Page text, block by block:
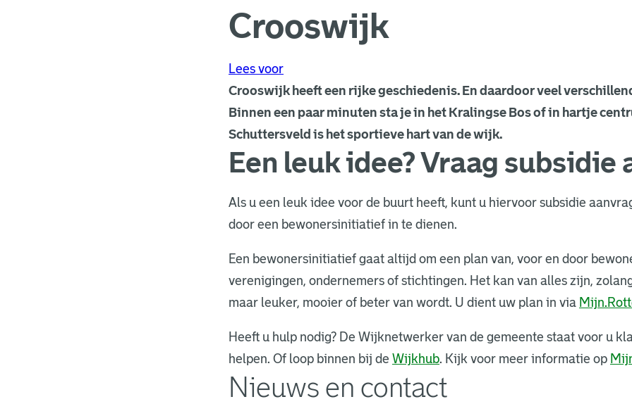
Crooswijk
Lees voor
Crooswijk heeft een rijke geschiedenis. En daardoor veel
Binnen een paar minuten sta je in het Kralingse Bos of in hartje
Schuttersveld is het sportieve hart van de wijk.
Een leuk idee? Vraag subsidie
Als u een leuk idee voor de buurt heeft, kunt u hiervoor subsidie
door een bewonersinitiatief in te dienen.
Een bewonersinitiatief gaat altijd om een plan van, voor en door
verenigingen, ondernemers of stichtingen. Het kan van alles zijn,
maar leuker, mooier of beter van wordt. U dient uw plan in via
Heeft u hulp nodig? De Wijknetwerker van de gemeente staat voor u
helpen. Of loop binnen bij de Wijkhub. Kijk voor meer informatie op
Nieuws en contact